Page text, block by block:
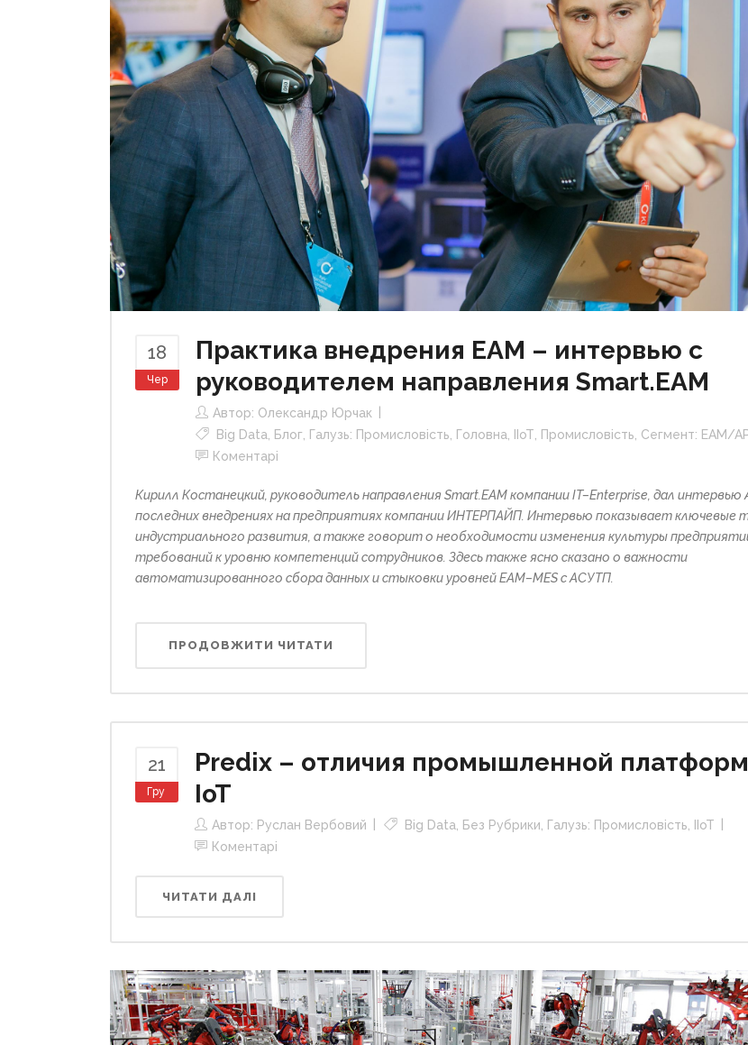
18
Чер
Практика внедрения ЕАМ – интервью с
руководителем направления Smart.EAM
Автор: Олександр Юрчак
Big Data Блог Галузь: Промисловість Головна ІІоТ Промисловість Сегмент: EAM/
Коментарі
Кирилл Костанецкий, руководитель направления Smart.EAMкомпанииIT–Enterprise , дал
последних внедрениях на предприятиях компании ИНТЕРПАЙП. Интервью показывает ключевые
индустриального развития, а также говорит о необходимости изменения культуры
требований к уровню компетенций сотрудников. Здесь также ясно сказано о важности
автоматизированного сбора данных и стыковки уровнейEAM–MESс АСУТП.
ПРОДОВЖИТИ ЧИТАТИ
21
Гру
Predix – отличия промышленной
IoT
Автор: Руслан Вербовий Big Data Без Рубрики Галузь: Промисловість ІІоТ
Коментарі
ЧИТАТИ ДАЛІ